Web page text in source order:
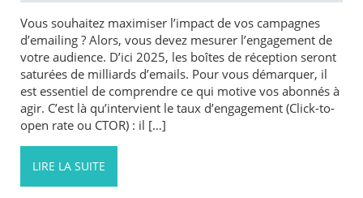
Vous souhaitez maximiser l’impact de vos campagnes
d’emailing ? Alors, vous devez mesurer l’engagement de
votre audience. D’ici 2025, les boîtes de réception seront
saturées de milliards d’emails. Pour vous démarquer, il
est essentiel de comprendre ce qui motive vos abonnés à
agir. C’est là qu’intervient le taux d’engagement (Click-to-
open rate ou CTOR) : il […]
LIRE LA SUITE